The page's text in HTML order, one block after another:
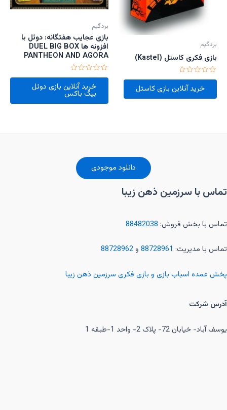
بردگیم
بازی فکری کاستل (Kastel)
امتیاز
5
خرید آنلاین بازی کاستل
بردگیم
بازی عجایب هفتگانه: دوئل با
افزونه ها DUEL BIG BOX
PANTHEON AND AGORA
امتیاز
خرید آنلاین بازی دوئل
بیگ باکس
دانلود موجودی
تماس با سرزمین ذهن زیبا
تماس با بخش فروش: 88482038
تماس با مدیریت: 88728961 و88728962
پخش عمده اسباب بازی و بازی فکری سرزمین ذهن زیبا
آدرس شرکت
یوسف آباد- خیابان 72- پلاک 2- واحد 1-طبقه 1